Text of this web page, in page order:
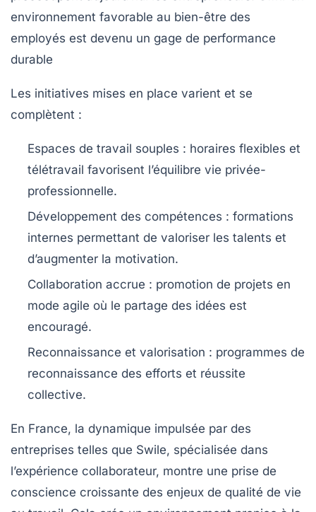
environnement favorable au bien-être des
employés est devenu un gage de performance
durable
Les initiatives mises en place varient et se
complètent :
Espaces de travail souples : horaires flexibles et
télétravail favorisent l’équilibre vie privée-
professionnelle.
Développement des compétences : formations
internes permettant de valoriser les talents et
d’augmenter la motivation.
Collaboration accrue : promotion de projets en
mode agile où le partage des idées est
encouragé.
Reconnaissance et valorisation : programmes de
reconnaissance des efforts et réussite
collective.
En France, la dynamique impulsée par des
entreprises telles que Swile, spécialisée dans
l’expérience collaborateur, montre une prise de
conscience croissante des enjeux de qualité de vie